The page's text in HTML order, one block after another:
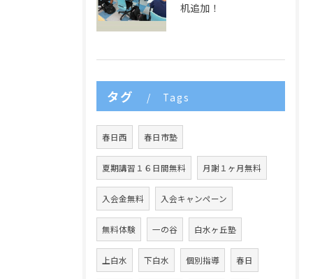
机追加！
タグ Tags
春日西 春日市塾
夏期講習１６日間無料 月謝１ヶ月無料
入会金無料 入会キャンペーン
無料体験 一の谷 白水ヶ丘塾
上白水 下白水 個別指導 春日